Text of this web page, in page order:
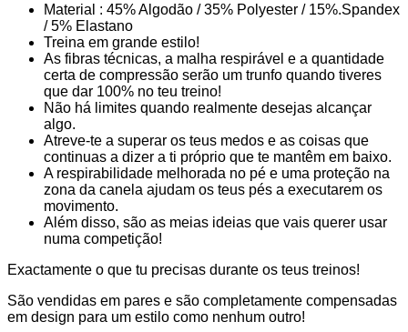
Material : 45% Algodão / 35% Polyester / 15%.Spandex
/ 5% Elastano
Treina em grande estilo!
As fibras técnicas, a malha respirável e a quantidade
certa de compressão serão um trunfo quando tiveres
que dar 100% no teu treino!
Não há limites quando realmente desejas alcançar
algo.
Atreve-te a superar os teus medos e as coisas que
continuas a dizer a ti próprio que te mantêm em baixo.
A respirabilidade melhorada no pé e uma proteção na
zona da canela ajudam os teus pés a executarem os
movimento.
Além disso, são as meias ideias que vais querer usar
numa competição!
Exactamente o que tu precisas durante os teus treinos!
São vendidas em pares e são completamente compensadas
em design para um estilo como nenhum outro!